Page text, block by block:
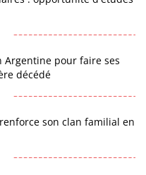
Argentine pour faire ses
décédé
son clan familial en